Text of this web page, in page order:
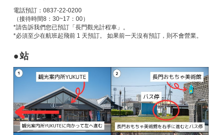
電話預訂：0837-22-0200
（接待時間8：30~17：00）
*請告訴我們您已預訂「長門觀光計程車」。
*必須至少在航班起飛前 1 天預訂。 如果前一天沒有預訂，則不會營業。
站